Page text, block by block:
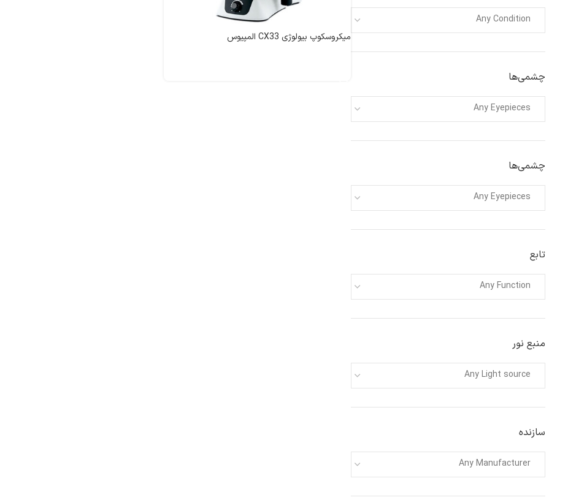
Any Condition
چشمی‌ها
Any Eyepieces
چشمی‌ها
Any Eyepieces
تابع
Any Function
منبع نور
Any Light source
سازنده
Any Manufacturer
میکروسکوپ بیولوژی CX33 المپیوس